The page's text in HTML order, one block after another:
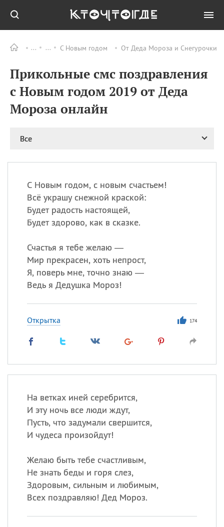
С Новым годом От Деда Мороза и Снегурочки
Прикольные смс поздравления
с Новым годом 2019 от Деда
Мороза онлайн
Все
С Новым годом, с новым счастьем!
Всё украшу снежной краской:
Будет радость настоящей,
Будет здорово, как в сказке.
Счастья я тебе желаю —
Мир прекрасен, хоть непрост,
Я, поверь мне, точно знаю —
Ведь я Дедушка Мороз!
Открытка 174
На ветках иней серебрится,
И эту ночь все люди ждут,
Пусть, что задумали свершится,
И чудеса произойдут!
Желаю быть тебе счастливым,
Не знать беды и горя слез,
Здоровым, сильным и любимым,
Всех поздравляю! Дед Мороз.
ПРАЗДНИКИ Все
11.08 Рождество святителя
Николая Чудотворца
11.08 День «мусорной еды»
11.08
Военно‑воздушных сил
(День ВВС) РФ
ИМЕНА
Акакий,
Еще
происхождение